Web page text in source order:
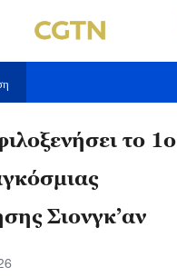
το 1ο
Σιονγκ’αν